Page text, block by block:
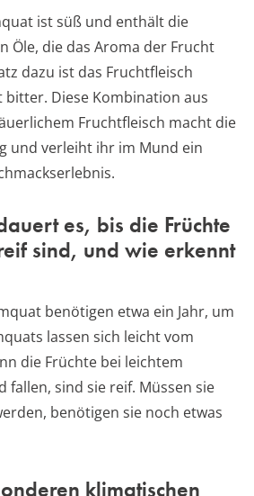
ist süß und enthält die
Öle, die das Aroma der Frucht
dazu ist das Fruchtfleisch
Diese Kombination aus
Fruchtfleisch macht die
und verleiht ihr im Mund ein
es, bis die Früchte
sind, und wie erkennt
benötigen etwa ein Jahr, um
lassen sich leicht vom
die Früchte bei leichtem
fallen, sind sie reif. Müssen sie
benötigen sie noch etwas
klimatischen